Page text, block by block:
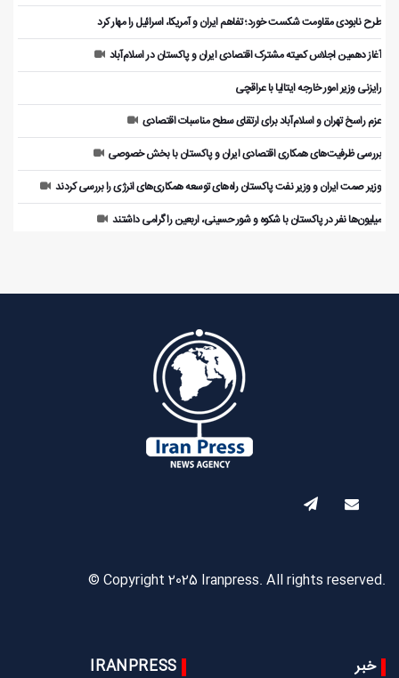
طرح نابودی مقاومت شکست خورد؛ تفاهم ایران و آمریکا، اسرائیل را مهار کرد
آغاز دهمین اجلاس کمیته مشترک اقتصادی ایران و پاکستان در اسلام‌آباد
رایزنی وزیر امور خارجه ایتالیا با عراقچی
عزم راسخ تهران و اسلام‌آباد برای ارتقای سطح مناسبات اقتصادی
بررسی ظرفیت‌های همکاری اقتصادی ایران و پاکستان با بخش خصوصی
وزیر صمت ایران و وزیر نفت پاکستان راه‌های توسعه همکاری‌های انرژی را بررسی کردند
میلیون‌ها نفر در پاکستان با شکوه و شور حسینی، اربعین را گرامی داشتند
© Copyright 2025 Iranpress. All rights reserved.
خبر IRANPRESS